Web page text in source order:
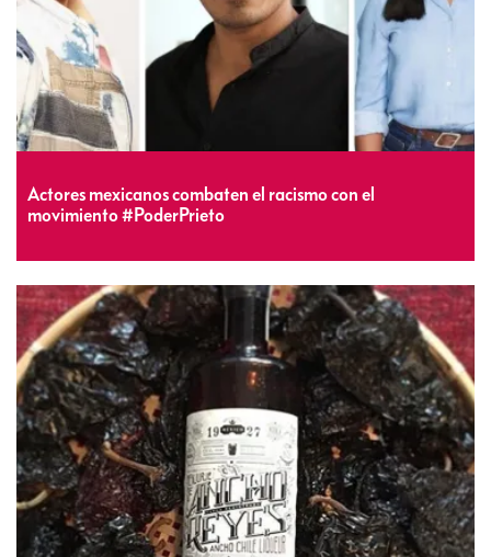
Actores mexicanos combaten el racismo con el
movimiento #PoderPrieto